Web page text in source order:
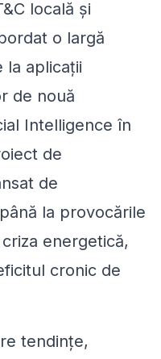
locală și
o largă
la aplicații
de nouă
Intelligence în
de
de
la provocările
energetică,
cronic de
tendințe,